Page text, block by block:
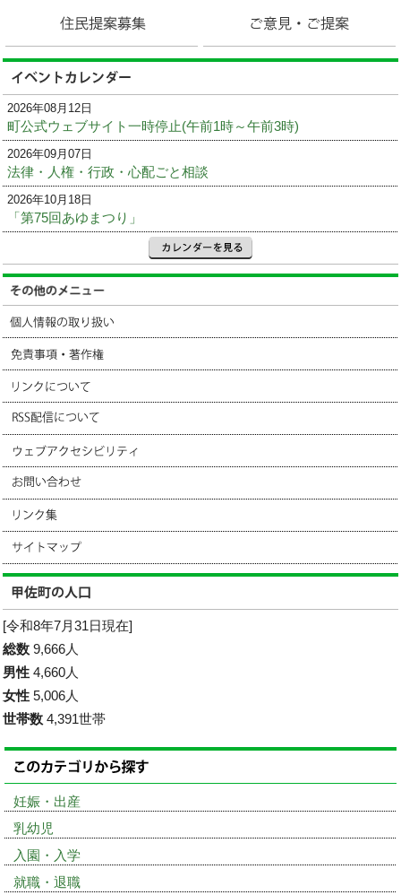
2026年08月12日
町公式ウェブサイト一時停止(午前1時～午前3時)
2026年09月07日
法律・人権・行政・心配ごと相談
2026年10月18日
「第75回あゆまつり」
[令和8年7月31日現在]
総数 9,666人
男性 4,660人
女性 5,006人
世帯数 4,391世帯
妊娠・出産
乳幼児
入園・入学
就職・退職